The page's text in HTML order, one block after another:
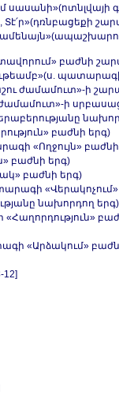
սասանի»(ոտնլվայի
Տէ՛ր»(դռնբացեքի
բաժնի
ժամամուտ»-ի
ի
բաժնի երգ)
«Ողջույն»
բաժնի երգ)
բաժնի երգ)
նախորդող երգ)
«Արձակում»